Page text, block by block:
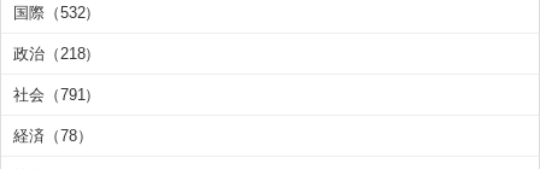
国際（532）
政治（218）
社会（791）
経済（78）